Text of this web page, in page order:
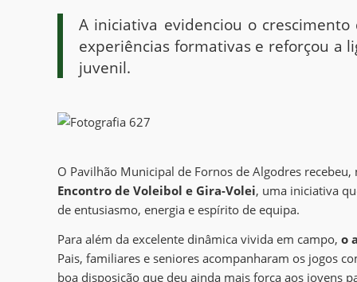
A iniciativa evidenciou o
experiências formativas e reforçou a
juvenil.
O Pavilhão Municipal de Fornos de Algodres
Encontro de Voleibol e Gira-Volei, uma iniciativa
de entusiasmo, energia e espírito de equipa.
Para além da excelente dinâmica vivida em campo, o
Pais, familiares e seniores acompanharam os jogos
boa disposição que deu ainda mais força aos jovens